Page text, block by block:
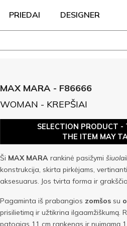
PRIEDAI DESIGNER
MAX MARA - F86666
WOMAN - KREPŠIAI
SELECTION PRODUCT -
THE ITEM MAY
Ši MAX MARA rankinė pasižymi
konstrukcija, skirta pirkėjams,
aksesuarus. Jos tvirta forma ir
Pagaminta iš prabangios zomšos su
prisilietimą ir užtikrina ilgaamžiškumą.
patogias 11 cm rankenas ir nuimamą